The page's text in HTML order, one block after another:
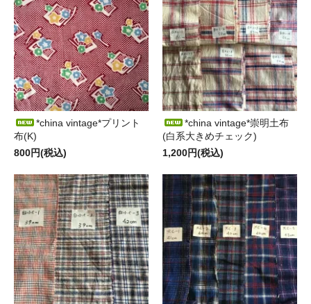
*china vintage*プリント
布(K)
800円(税込)
*china vintage*崇明土布
(白系大きめチェック)
1,200円(税込)